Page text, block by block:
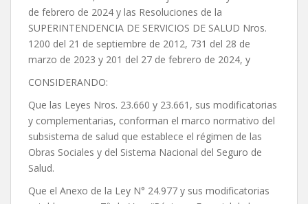
de febrero de 2024 y las Resoluciones de la
SUPERINTENDENCIA DE SERVICIOS DE SALUD Nros.
1200 del 21 de septiembre de 2012, 731 del 28 de
marzo de 2023 y 201 del 27 de febrero de 2024, y
CONSIDERANDO:
Que las Leyes Nros. 23.660 y 23.661, sus modificatorias
y complementarias, conforman el marco normativo del
subsistema de salud que establece el régimen de las
Obras Sociales y del Sistema Nacional del Seguro de
Salud.
Que el Anexo de la Ley N° 24.977 y sus modificatorias